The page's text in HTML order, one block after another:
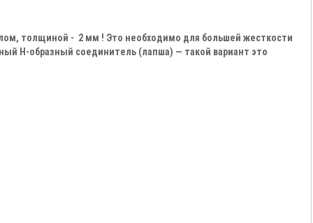
толщиной - 2 мм ! Это необходимо для большей жесткости
Н-образный соединитель (лапша) — такой вариант это